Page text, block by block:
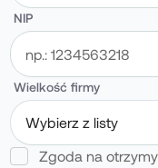
NIP
Wielkość firmy
Wybierz z listy
Zgoda na